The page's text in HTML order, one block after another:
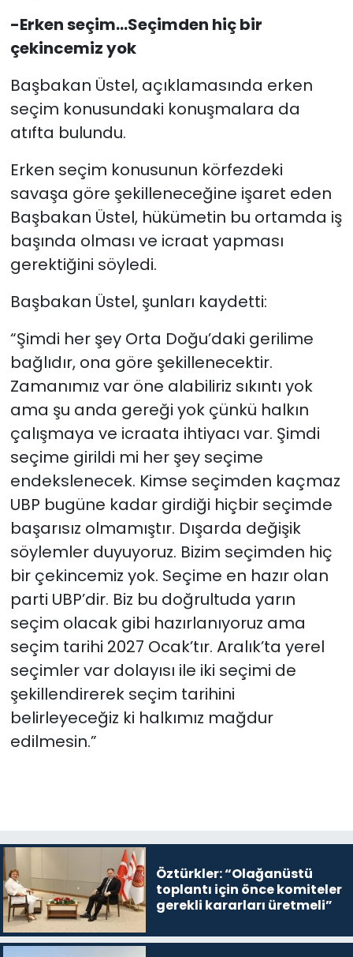
-Erken seçim...Seçimden hiç bir
çekincemiz yok
Başbakan Üstel, açıklamasında erken
seçim konusundaki konuşmalara da
atıfta bulundu.
Erken seçim konusunun körfezdeki
savaşa göre şekilleneceğine işaret eden
Başbakan Üstel, hükümetin bu ortamda iş
başında olması ve icraat yapması
gerektiğini söyledi.
Başbakan Üstel, şunları kaydetti:
“Şimdi her şey Orta Doğu’daki gerilime
bağlıdır, ona göre şekillenecektir.
Zamanımız var öne alabiliriz sıkıntı yok
ama şu anda gereği yok çünkü halkın
çalışmaya ve icraata ihtiyacı var. Şimdi
seçime girildi mi her şey seçime
endekslenecek. Kimse seçimden kaçmaz
UBP bugüne kadar girdiği hiçbir seçimde
başarısız olmamıştır. Dışarda değişik
söylemler duyuyoruz. Bizim seçimden hiç
bir çekincemiz yok. Seçime en hazır olan
parti UBP’dir. Biz bu doğrultuda yarın
seçim olacak gibi hazırlanıyoruz ama
seçim tarihi 2027 Ocak’tır. Aralık’ta yerel
seçimler var dolayısı ile iki seçimi de
şekillendirerek seçim tarihini
belirleyeceğiz ki halkımız mağdur
edilmesin.”
Öztürkler: “Olağanüstü
toplantı için önce komiteler
gerekli kararları üretmeli”